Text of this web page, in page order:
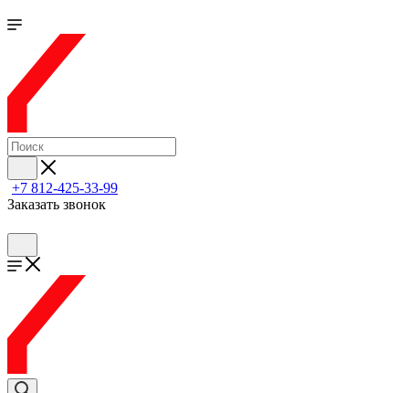
+7 812-425-33-99
Заказать звонок